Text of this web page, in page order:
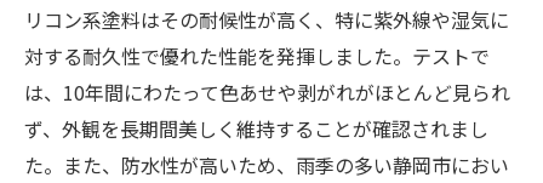
リコン系塗料はその耐候性が高く、特に紫外線や湿気に
対する耐久性で優れた性能を発揮しました。テストで
は、10年間にわたって色あせや剥がれがほとんど見られ
ず、外観を長期間美しく維持することが確認されまし
た。また、防水性が高いため、雨季の多い静岡市におい